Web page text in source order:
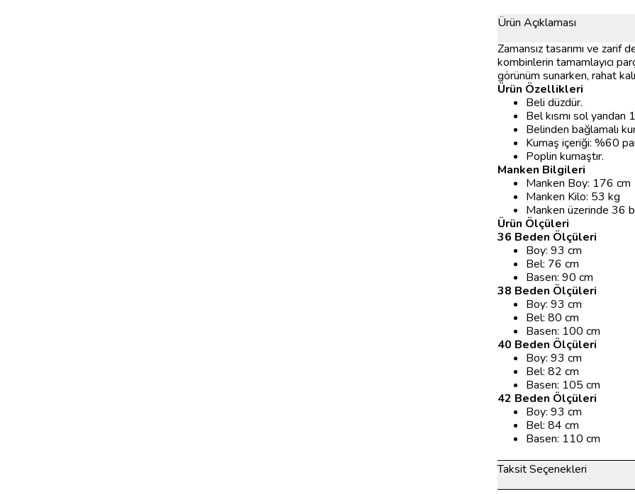
Ürün Açıklaması
Zamansız tasarımı ve zarif
kombinlerin tamamlayıcı
görünüm sunarken, rahat
Ürün Özellikleri
Beli düzdür.
Bel kısmı sol yandan
Belinden bağlamalı
Kumaş içeriği: %60
Poplin kumaştır.
Manken Bilgileri
Manken Boy: 176 cm
Manken Kilo: 53 kg
Manken üzerinde 36
Ürün Ölçüleri
36 Beden Ölçüleri
Boy: 93 cm
Bel: 76 cm
Basen: 90 cm
38 Beden Ölçüleri
Boy: 93 cm
Bel: 80 cm
Basen: 100 cm
40 Beden Ölçüleri
Boy: 93 cm
Bel: 82 cm
Basen: 105 cm
42 Beden Ölçüleri
Boy: 93 cm
Bel: 84 cm
Basen: 110 cm
Taksit Seçenekleri